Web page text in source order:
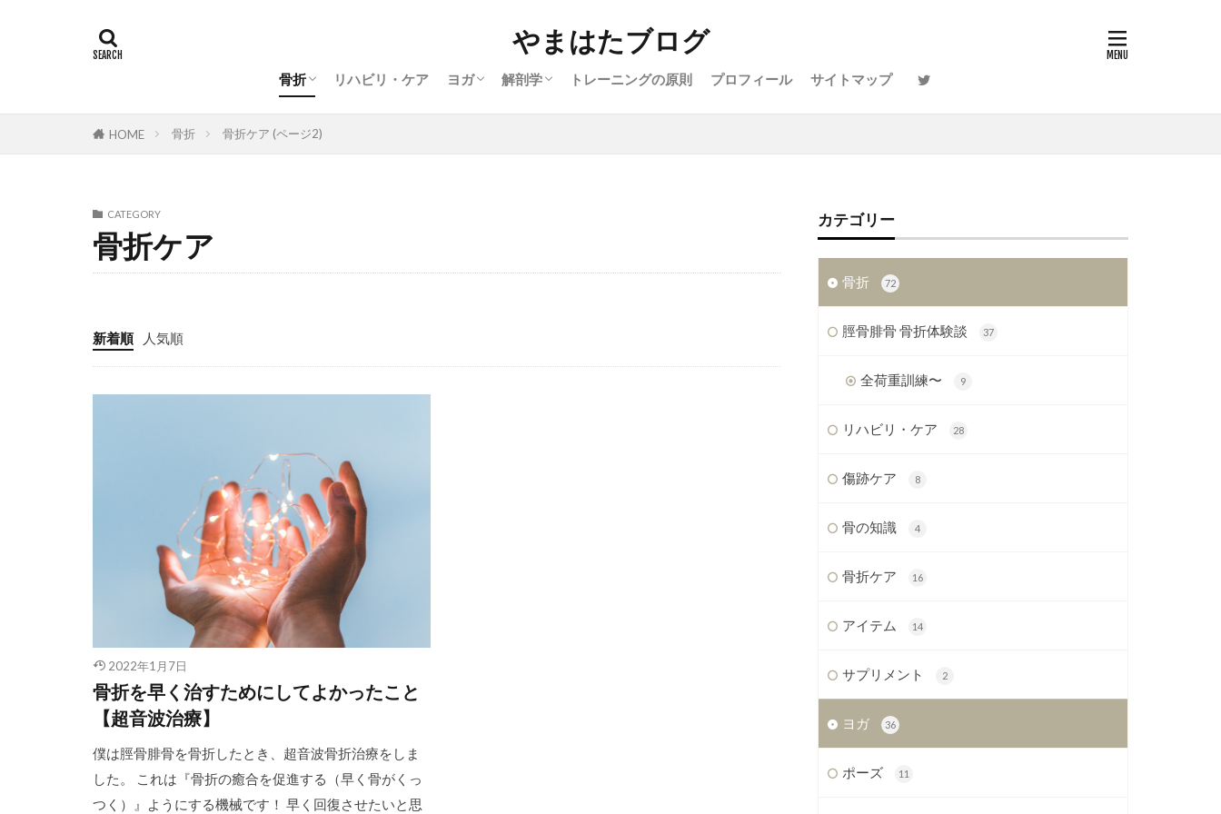
やまはたブログ
骨折 リハビリ・ケア ヨガ 解剖学 トレーニングの原則 プロフィール サイトマップ
HOME 骨折 骨折ケア (ページ2)
CATEGORY
骨折ケア
新着順 人気順
2022年1月7日
骨折を早く治すためにしてよかったこと
【超音波治療】
僕は脛骨腓骨を骨折したとき、超音波骨折治療をしま
した。 これは『骨折の癒合を促進する（早く骨がくっ
つく）』ようにする機械です！ 早く回復させたいと思
カテゴリー
骨折 72
脛骨腓骨 骨折体験談 37
全荷重訓練〜 9
リハビリ・ケア 28
傷跡ケア 8
骨の知識 4
骨折ケア 16
アイテム 14
サプリメント 2
ヨガ 36
ポーズ 11
タグ
傷跡ケア